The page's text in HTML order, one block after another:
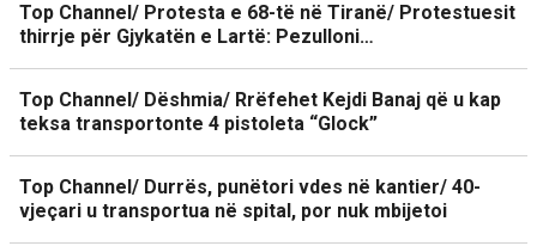
Top Channel/ Protesta e 68-të në Tiranë/ Protestuesit
thirrje për Gjykatën e Lartë: Pezulloni…
Top Channel/ Dëshmia/ Rrëfehet Kejdi Banaj që u kap
teksa transportonte 4 pistoleta “Glock”
Top Channel/ Durrës, punëtori vdes në kantier/ 40-
vjeçari u transportua në spital, por nuk mbijetoi